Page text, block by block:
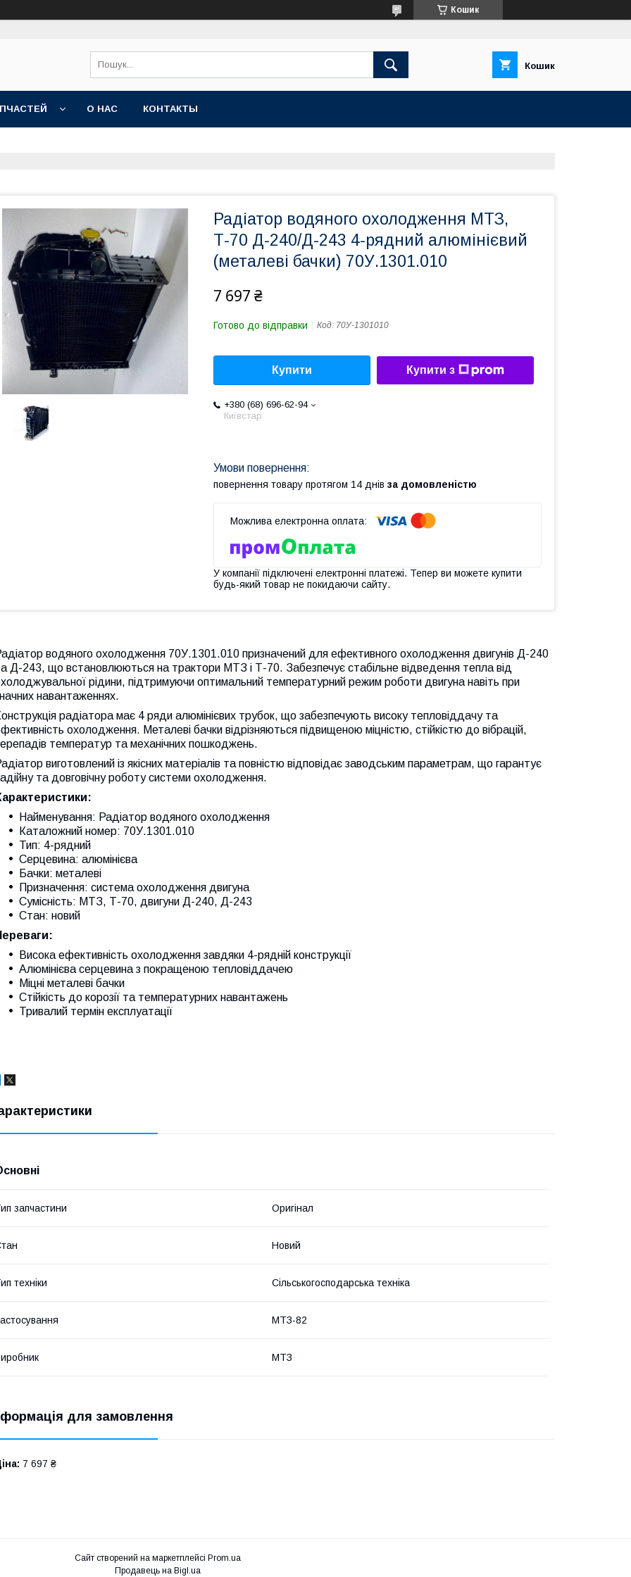
Кошик
Кошик
О НАС КОНТАКТЫ
Радіатор водяного охолодження МТЗ,
Т-70 Д-240/Д-243 4-рядний алюмінієвий
(металеві бачки) 70У.1301.010
7 697 ₴
Готово до відправки Код: 70У-1301010
Купити Купити з
+380 (68) 696-62-94
Київстар
повернення товару протягом 14 днів за домовленістю
У компанії підключені електронні платежі. Тепер ви можете купити
будь-який товар не покидаючи сайту.
водяного охолодження 70У.1301.010 призначений для ефективного охолодження двигунів Д-240
Д-243, що встановлюються на трактори МТЗ і Т-70. Забезпечує стабільне відведення тепла від
рідини, підтримуючи оптимальний температурний режим роботи двигуна навіть при
навантаженнях.
радіатора має 4 ряди алюмінієвих трубок, що забезпечують високу тепловіддачу та
охолодження. Металеві бачки відрізняються підвищеною міцністю, стійкістю до вібрацій,
температур та механічних пошкоджень.
виготовлений із якісних матеріалів та повністю відповідає заводським параметрам, що гарантує
та довговічну роботу системи охолодження.
Найменування: Радіатор водяного охолодження
Каталожний номер: 70У.1301.010
Тип: 4-рядний
Серцевина: алюмінієва
Бачки: металеві
Призначення: система охолодження двигуна
Сумісність: МТЗ, Т-70, двигуни Д-240, Д-243
Стан: новий
Висока ефективність охолодження завдяки 4-рядній конструкції
Алюмінієва серцевина з покращеною тепловіддачею
Міцні металеві бачки
Стійкість до корозії та температурних навантажень
Тривалий термін експлуатації
запчастини Оригінал
Новий
техніки Сільськогосподарська техніка
МТЗ-82
МТЗ
для замовлення
7 697 ₴
Сайт створений на маркетплейсі Prom.ua
Продавець на Bigl.ua